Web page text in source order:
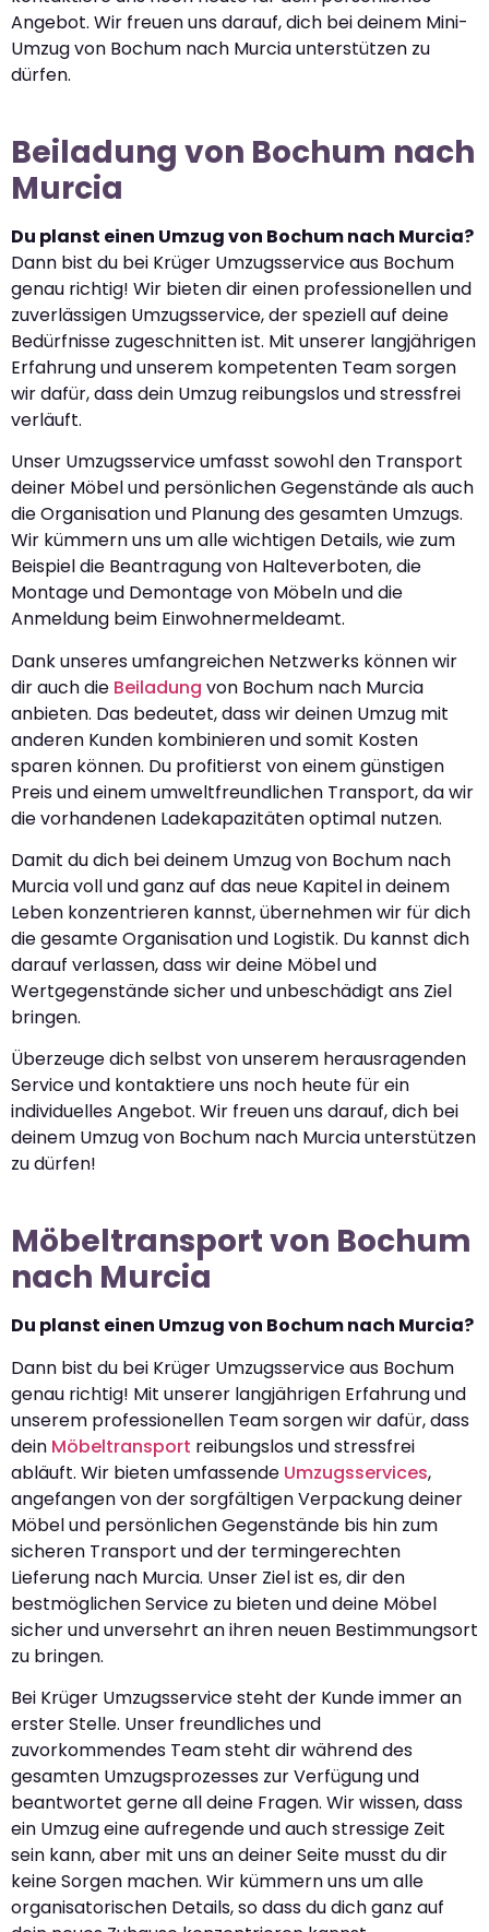
Angebot. Wir freuen uns darauf, dich bei deinem Mini-
Umzug von Bochum nach Murcia unterstützen zu
dürfen.
Beiladung von Bochum nach
Murcia
Du planst einen Umzug von Bochum nach Murcia?
Dann bist du bei Krüger Umzugsservice aus Bochum
genau richtig! Wir bieten dir einen professionellen und
zuverlässigen Umzugsservice, der speziell auf deine
Bedürfnisse zugeschnitten ist. Mit unserer langjährigen
Erfahrung und unserem kompetenten Team sorgen
wir dafür, dass dein Umzug reibungslos und stressfrei
verläuft.
Unser Umzugsservice umfasst sowohl den Transport
deiner Möbel und persönlichen Gegenstände als auch
die Organisation und Planung des gesamten Umzugs.
Wir kümmern uns um alle wichtigen Details, wie zum
Beispiel die Beantragung von Halteverboten, die
Montage und Demontage von Möbeln und die
Anmeldung beim Einwohnermeldeamt.
Dank unseres umfangreichen Netzwerks können wir
dir auch die Beiladung von Bochum nach Murcia
anbieten. Das bedeutet, dass wir deinen Umzug mit
anderen Kunden kombinieren und somit Kosten
sparen können. Du profitierst von einem günstigen
Preis und einem umweltfreundlichen Transport, da wir
die vorhandenen Ladekapazitäten optimal nutzen.
Damit du dich bei deinem Umzug von Bochum nach
Murcia voll und ganz auf das neue Kapitel in deinem
Leben konzentrieren kannst, übernehmen wir für dich
die gesamte Organisation und Logistik. Du kannst dich
darauf verlassen, dass wir deine Möbel und
Wertgegenstände sicher und unbeschädigt ans Ziel
bringen.
Überzeuge dich selbst von unserem herausragenden
Service und kontaktiere uns noch heute für ein
individuelles Angebot. Wir freuen uns darauf, dich bei
deinem Umzug von Bochum nach Murcia unterstützen
zu dürfen!
Möbeltransport von Bochum
nach Murcia
Du planst einen Umzug von Bochum nach Murcia?
Dann bist du bei Krüger Umzugsservice aus Bochum
genau richtig! Mit unserer langjährigen Erfahrung und
unserem professionellen Team sorgen wir dafür, dass
dein Möbeltransport reibungslos und stressfrei
abläuft. Wir bieten umfassende Umzugsservices,
angefangen von der sorgfältigen Verpackung deiner
Möbel und persönlichen Gegenstände bis hin zum
sicheren Transport und der termingerechten
Lieferung nach Murcia. Unser Ziel ist es, dir den
bestmöglichen Service zu bieten und deine Möbel
sicher und unversehrt an ihren neuen Bestimmungsort
zu bringen.
Bei Krüger Umzugsservice steht der Kunde immer an
erster Stelle. Unser freundliches und
zuvorkommendes Team steht dir während des
gesamten Umzugsprozesses zur Verfügung und
beantwortet gerne all deine Fragen. Wir wissen, dass
ein Umzug eine aufregende und auch stressige Zeit
sein kann, aber mit uns an deiner Seite musst du dir
keine Sorgen machen. Wir kümmern uns um alle
organisatorischen Details, so dass du dich ganz auf